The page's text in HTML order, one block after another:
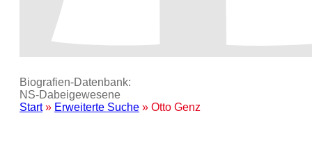
Biografien-Datenbank:
NS‑Dabeigewesene
Start» Erweiterte Suche » Otto Genz